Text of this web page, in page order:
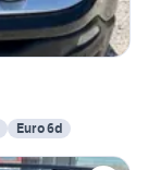
Euro 6d